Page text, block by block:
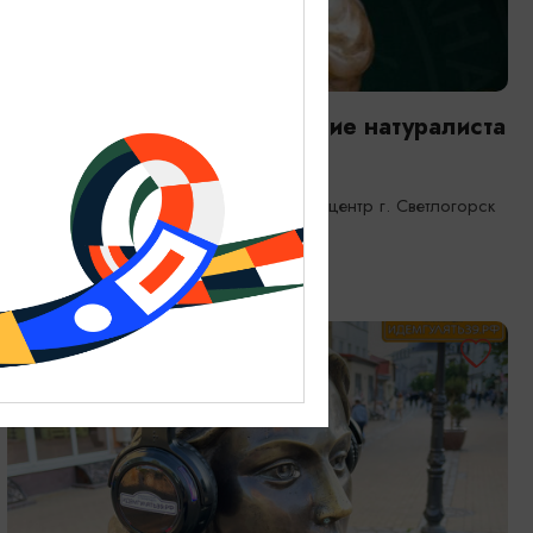
Янтарная каюта. Путешествие натуралиста
25.12.2025 - 31.12.2026
Светлогорск, Морской выставочный центр г. Светлогорск
ОТ 1200₽